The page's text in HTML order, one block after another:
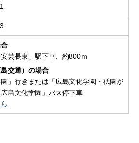
合
安芸長束」駅下車、約800ｍ
交通）の場合
園」行きまたは「広島文化学園・祇園が
島文化学園」バス停下車